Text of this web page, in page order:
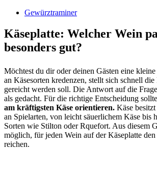
Gewürztraminer
Käseplatte: Welcher Wein
besonders gut?
Möchtest du dir oder deinen Gästen eine
an Käsesorten kredenzen, stellt sich schnell
gereicht werden soll. Die Antwort auf die
als gedacht. Für die richtige Entscheidung
am kräftigsten Käse orientieren. Käse
an Spielarten, von leicht säuerlichem Käse bis
Sorten wie Stilton oder Rquefort. Aus diesem
möglich, für jeden Wein auf der Käseplatte
reichen.